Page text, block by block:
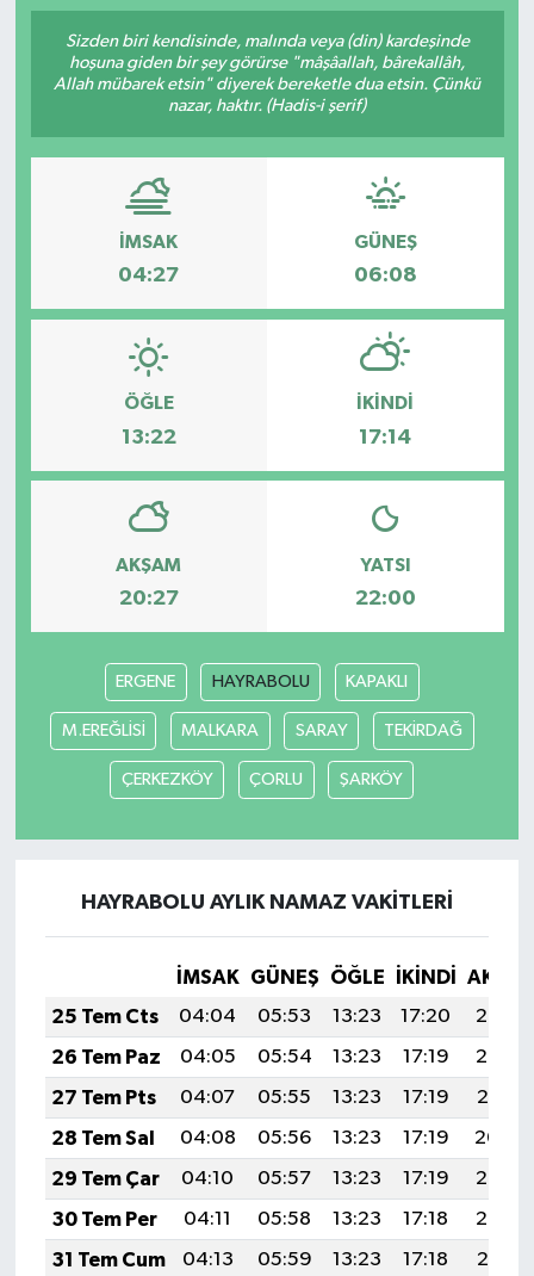
Sizden biri kendisinde, malında veya (din) kardeşinde
hoşuna giden bir şey görürse "mâşâallah, bârekallâh,
Allah mübarek etsin" diyerek bereketle dua etsin. Çünkü
nazar, haktır. (Hadis-i şerif)
İMSAK
04:27
GÜNEŞ
06:08
ÖĞLE
13:22
İKINDI
17:14
AKŞAM
20:27
YATSI
22:00
ERGENE HAYRABOLU KAPAKLI
M.EREĞLİSİ MALKARA SARAY TEKİRDAĞ
ÇERKEZKÖY ÇORLU ŞARKÖY
HAYRABOLU AYLIK NAMAZ VAKITLERI
İMSAK GÜNEŞ ÖĞLE İKINDI
25 Tem Cts
04:04 05:53 13:23 17:20
20:43
26 Tem Paz
04:05 05:54 13:23 17:19
20:42
27 Tem Pts
04:07 05:55 13:23 17:19
20:41
28 Tem Sal
04:08 05:56 13:23 17:19
20:40
29 Tem Çar
04:10 05:57 13:23 17:19
20:39
30 Tem Per
04:11 05:58 13:23 17:18
20:38
31 Tem Cum
04:13 05:59 13:23 17:18
20:37